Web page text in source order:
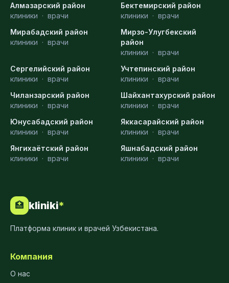
Алмазарский район
клиники · врачи
Бектемирский район
клиники · врачи
Мирабадский район
клиники · врачи
Мирзо-Улугбекский
район
клиники · врачи
Сергелийский район
клиники · врачи
Учтепинский район
клиники · врачи
Чиланзарский район
клиники · врачи
Шайхантахурский район
клиники · врачи
Юнусабадский район
клиники · врачи
Яккасарайский район
клиники · врачи
Янгихаётский район
клиники · врачи
Яшнабадский район
клиники · врачи
🏥 kliniki*
Платформа клиник и врачей Узбекистана.
Компания
О нас